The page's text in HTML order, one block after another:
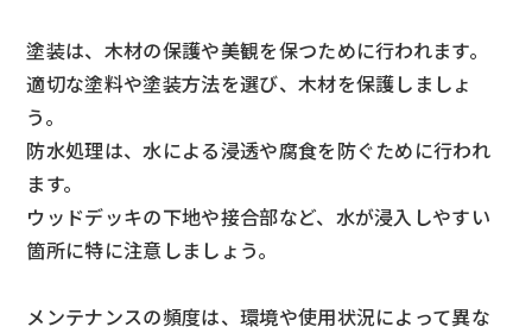
塗装は、木材の保護や美観を保つために行われます。
適切な塗料や塗装方法を選び、木材を保護しましょ
う。
防水処理は、水による浸透や腐食を防ぐために行われ
ます。
ウッドデッキの下地や接合部など、水が浸入しやすい
箇所に特に注意しましょう。
メンテナンスの頻度は、環境や使用状況によって異な